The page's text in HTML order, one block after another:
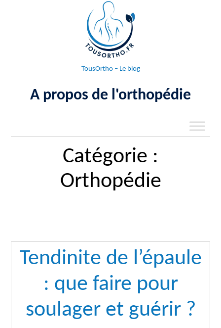
TousOrtho – Le blog
A propos de l'orthopédie
Catégorie :
Orthopédie
Tendinite de l’épaule
: que faire pour
soulager et guérir ?